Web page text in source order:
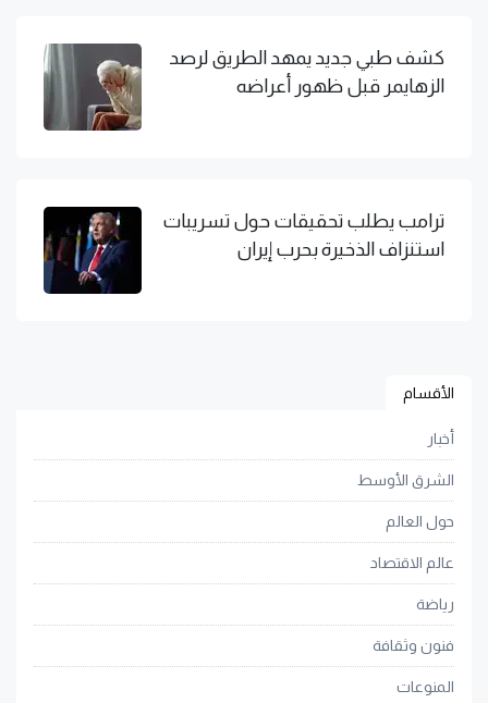
كشف طبي جديد يمهد الطريق لرصد
الزهايمر قبل ظهور أعراضه
ترامب يطلب تحقيقات حول تسريبات
استنزاف الذخيرة بحرب إيران
الأقسام
أخبار
الشرق الأوسط
حول العالم
عالم الاقتصاد
رياضة
فنون وثقافة
المنوعات